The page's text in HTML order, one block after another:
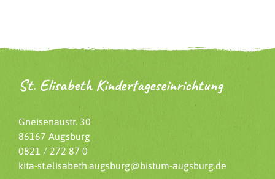
St. Elisabeth Kindertageseinrichtung
Gneisenaustr. 30
86167 Augsburg
0821 / 272 87 0
kita-st.elisabeth.augsburg@bistum-augsburg.de